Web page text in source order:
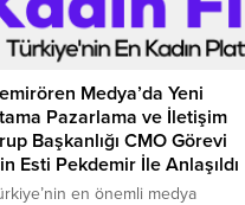
Medya’da Yeni
Pazarlama ve İletişim
Başkanlığı CMO Görevi
Esti Pekdemir İle Anlaşıldı
en önemli medya